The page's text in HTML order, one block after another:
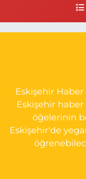
NUH'UN GEMİSİ
GÜLTEPE MAH.
0 (222) 250 40 50
Bizim
EMEK MAH.
Koop. Market yanı
Eskişehir
Eskişehir
öğelerinin
Eskişehir'de